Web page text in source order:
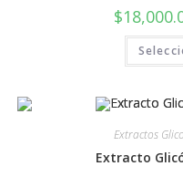
$
Extractos
Extracto